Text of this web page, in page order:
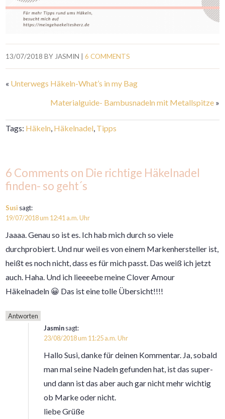
13/07/2018 BYJASMIN |6 COMMENTS
« Unterwegs Häkeln-What’s in my Bag
Materialguide- Bambusnadeln mit Metallspitze»
Tags: Häkeln, Häkelnadel, Tipps
6 Comments on Die richtige Häkelnadel
finden- so geht´s
Susi sagt:
19/07/2018 um 12:41 a.m. Uhr
Jaaaa. Genau so ist es. Ich hab mich durch so viele
durchprobiert. Und nur weil es von einem Markenhersteller ist,
heißt es noch nicht, dass es für mich passt. Das weiß ich jetzt
auch. Haha. Und ich lieeeebe meine Clover Amour
Häkelnadeln 😀 Das ist eine tolle Übersicht!!!!
Antworten
Jasminsagt:
23/08/2018 um 11:25 a.m. Uhr
Hallo Susi, danke für deinen Kommentar. Ja, sobald
man mal seine Nadeln gefunden hat, ist das super-
und dann ist das aber auch gar nicht mehr wichtig
ob Marke oder nicht.
liebe Grüße